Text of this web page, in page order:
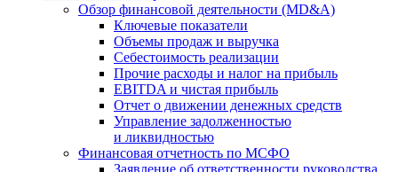
Обзор финансовой деятельности (MD&A)
Ключевые показатели
Объемы продаж и выручка
Себестоимость реализации
Прочие расходы и налог на прибыль
EBITDA и чистая прибыль
Отчет о движении денежных средств
Управление задолженностью
и ликвидностью
Финансовая отчетность по МСФО
Заявление об ответственности руководства